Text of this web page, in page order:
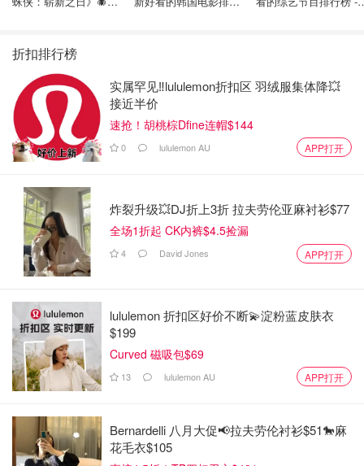
折扣排行榜
实属罕见‼️lululemon折扣区 羽绒服集体降💥
接近半价
速抢！胡桃棕Dfine连帽$144
0 lululemon AU APP打开
炸裂升级💥DJ折上3折 拉夫劳伦亚麻衬衫$77
全场1折起 CK内裤$4.5捡漏
4 David Jones APP打开
lululemon 折扣区好价不断💫淀粉蓝皮肤衣
$199
Curved 磁吸包$69
13 lululemon AU APP打开
Bernardelli 八月大促📢拉夫劳伦衬衫$51🐎麻
花毛衣$105